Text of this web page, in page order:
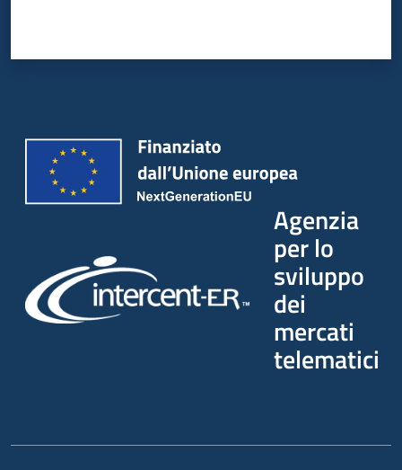
Agenzia
per lo
sviluppo
dei
mercati
telematici